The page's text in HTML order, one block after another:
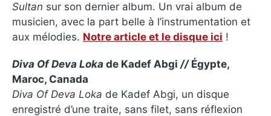
Sultan sur son dernier album. Un vrai album de
musicien, avec la part belle à l’instrumentation et
aux mélodies. Notre article et le disque ici !
Diva Of Deva Loka de Kadef Abgi //Égypte,
Maroc, Canada
Diva Of Deva Loka de Kadef Abgi, un disque
enregistré d’une traite, sans filet, sans réflexion